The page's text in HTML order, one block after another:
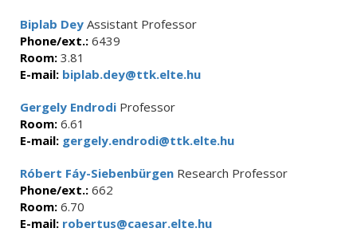
Biplab Dey Assistant Professor
Phone/ext.: 6439
Room: 3.81
E-mail: biplab.dey@ttk.elte.hu
Gergely Endrodi Professor
Room: 6.61
E-mail: gergely.endrodi@ttk.elte.hu
Róbert Fáy-Siebenbürgen Research Professor
Phone/ext.: 662
Room: 6.70
E-mail: robertus@caesar.elte.hu